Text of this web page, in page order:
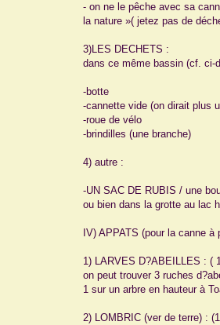
- on ne le pêche avec sa
la nature »( jetez pas de
3)LES DECHETS :
dans ce même bassin (cf. ci-
-botte
-cannette vide (on dirait plus
-roue de vélo
-brindilles (une branche)
4) autre :
-UN SAC DE RUBIS / une
ou bien dans la grotte au lac
IV) APPATS (pour la canne à
1) LARVES D?ABEILLES : (
on peut trouver 3 ruches
1 sur un arbre en hauteur à
2) LOMBRIC (ver de terre) :